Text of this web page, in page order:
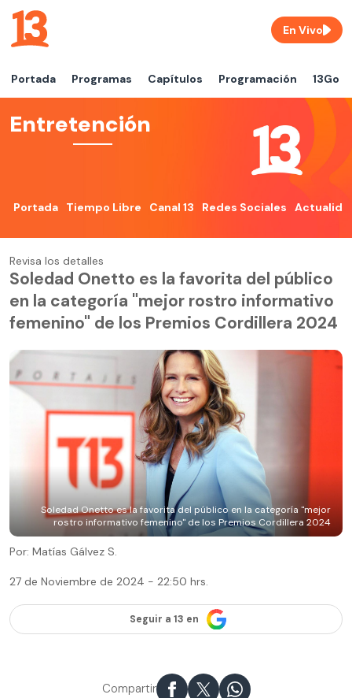
Portada Programas Capítulos Programación 13Go
En Vivo
Entretención
Portada Tiempo Libre Canal 13 Redes Sociales
Revisa los detalles
Soledad Onetto es la favorita del público
en la categoría "mejor rostro informativo
femenino" de los Premios Cordillera 2024
Soledad Onetto es la favorita del público en la categoría "mejor
rostro informativo femenino" de los Premios Cordillera 2024
Por: Matías Gálvez S.
27 de Noviembre de 2024 - 22:50 hrs.
Seguir a 13 en
Compartir